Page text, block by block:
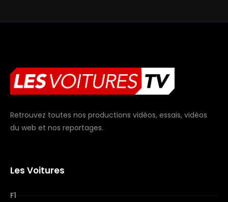
Retrouvez toutes nos productions vidéos, essais, vidéos
du web et nos reportages.
Les Voitures
F1